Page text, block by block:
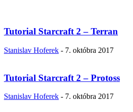
Tutorial Starcraft 2 – Terran
Stanislav Hoferek - 7. októbra 2017
Tutorial Starcraft 2 – Protoss
Stanislav Hoferek - 7. októbra 2017